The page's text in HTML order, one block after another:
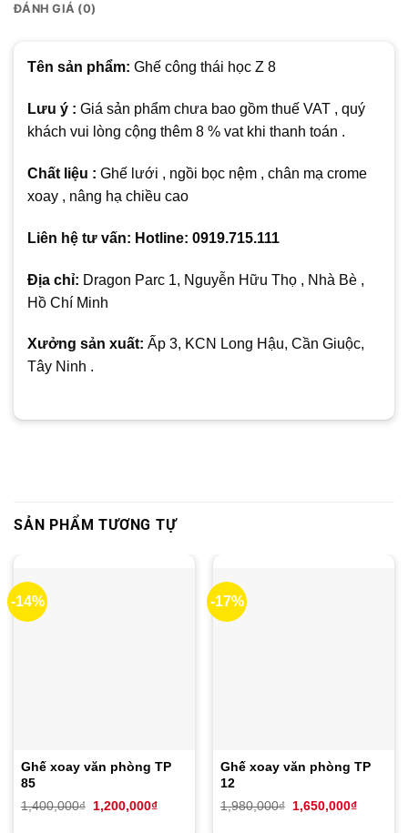
ĐÁNH GIÁ (0)
Tên sản phẩm: Ghế công thái học Z 8
Lưu ý : Giá sản phẩm chưa bao gồm thuế VAT , quý
khách vui lòng cộng thêm 8 % vat khi thanh toán .
Chất liệu : Ghế lưới , ngồi bọc nệm , chân mạ crome
xoay , nâng hạ chiều cao
Liên hệ tư vấn: Hotline: 0919.715.111
Địa chỉ: Dragon Parc 1, Nguyễn Hữu Thọ , Nhà Bè ,
Hồ Chí Minh
Xưởng sản xuất: Ấp 3, KCN Long Hậu, Cần Giuộc,
Tây Ninh .
SẢN PHẨM TƯƠNG TỰ
-14%
Ghế xoay văn phòng TP
85
1,400,000₫
Giá
1,200,000₫Giá
-17%
Ghế xoay văn phòng TP
12
1,980,000₫
Giá
1,650,000₫Giá